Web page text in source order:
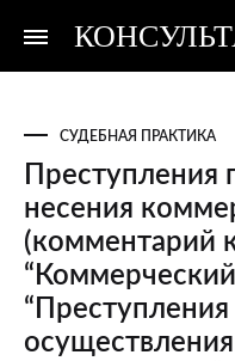
Консультация
Консультация
СУДЕБНАЯ ПРАКТИКА
Преступления
несения
(комментарий